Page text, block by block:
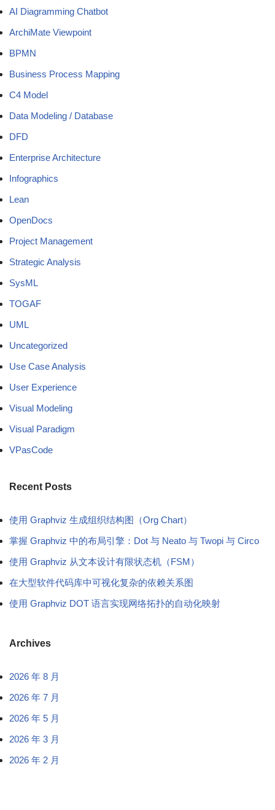
AI Diagramming Chatbot
ArchiMate Viewpoint
BPMN
Business Process Mapping
C4 Model
Data Modeling / Database
DFD
Enterprise Architecture
Infographics
Lean
OpenDocs
Project Management
Strategic Analysis
SysML
TOGAF
UML
Uncategorized
Use Case Analysis
User Experience
Visual Modeling
Visual Paradigm
VPasCode
Recent Posts
使用 Graphviz 生成组织结构图（Org Chart）
掌握 Graphviz 中的布局引擎：Dot 与 Neato 与 Twopi 与 Circo
使用 Graphviz 从文本设计有限状态机（FSM）
在大型软件代码库中可视化复杂的依赖关系图
使用 Graphviz DOT 语言实现网络拓扑的自动化映射
Archives
2026 年 8 月
2026 年 7 月
2026 年 5 月
2026 年 3 月
2026 年 2 月